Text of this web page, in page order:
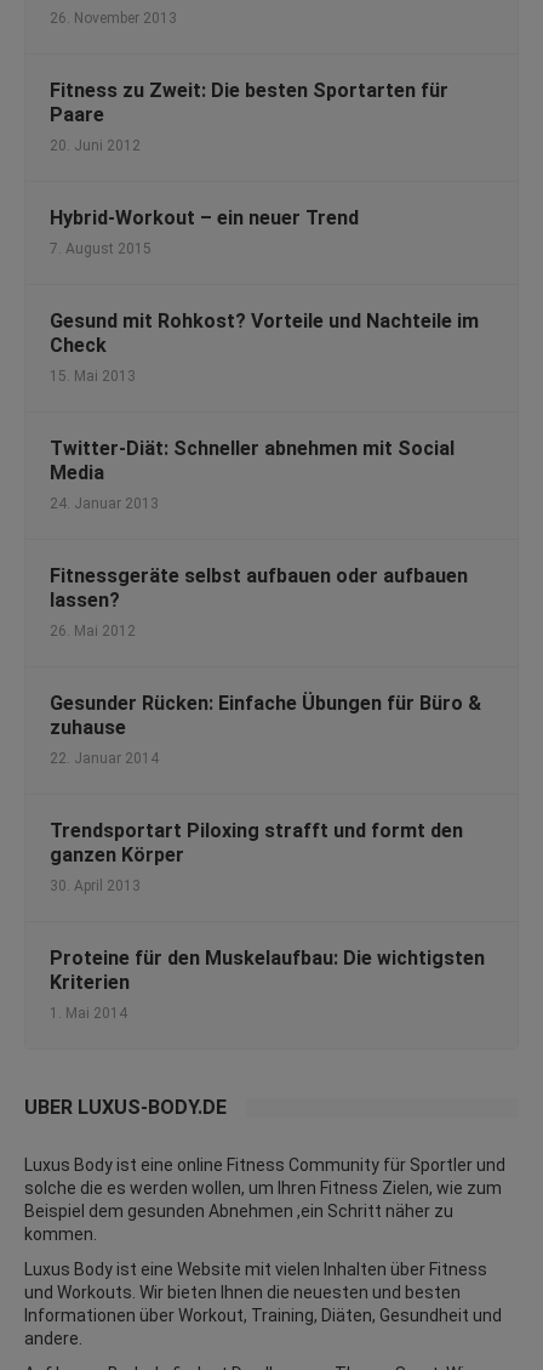
26. November 2013
Fitness zu Zweit: Die besten Sportarten für
Paare
20. Juni 2012
Hybrid-Workout – ein neuer Trend
7. August 2015
Gesund mit Rohkost? Vorteile und Nachteile im
Check
15. Mai 2013
Twitter-Diät: Schneller abnehmen mit Social
Media
24. Januar 2013
Fitnessgeräte selbst aufbauen oder aufbauen
lassen?
26. Mai 2012
Gesunder Rücken: Einfache Übungen für Büro &
zuhause
22. Januar 2014
Trendsportart Piloxing strafft und formt den
ganzen Körper
30. April 2013
Proteine für den Muskelaufbau: Die wichtigsten
Kriterien
1. Mai 2014
ÜBER LUXUS-BODY.DE
Luxus Body ist eine online Fitness Community für Sportler und
solche die es werden wollen, um Ihren Fitness Zielen, wie zum
Beispiel dem gesunden Abnehmen ,ein Schritt näher zu
kommen.
Luxus Body ist eine Website mit vielen Inhalten über Fitness
und Workouts . Wir bieten Ihnen die neuesten und besten
Informationen über Workout, Training, Diäten, Gesundheit und
andere.